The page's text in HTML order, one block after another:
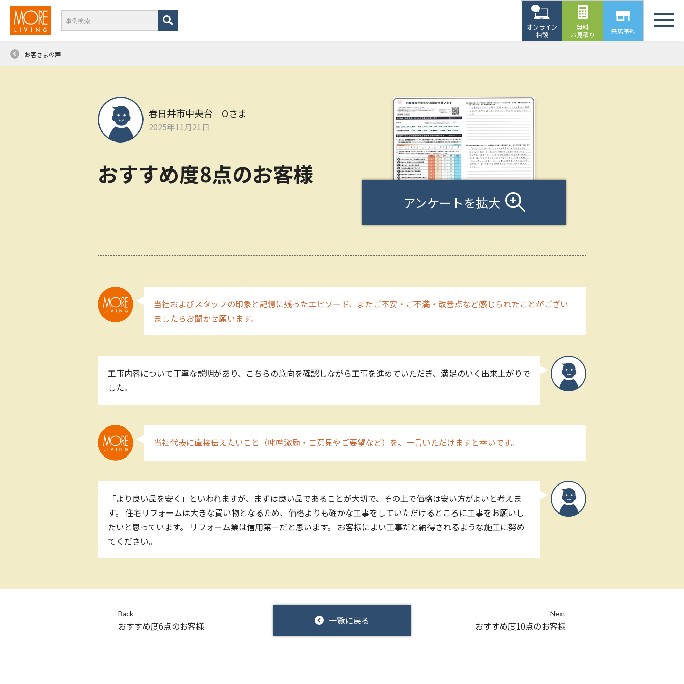
オンライン
相談
無料
お見積り
来店予約
お客さまの声
春日井市中央台 Oさま
2025年11月21日
おすすめ度8点のお客様
アンケートを拡大
当社およびスタッフの印象と記憶に残ったエピソード、またご不安・ご不満・改善点など感じられたことがござい
ましたらお聞かせ願います。
工事内容について丁寧な説明があり、こちらの意向を確認しながら工事を進めていただき、満足のいく出来上がりで
した。
当社代表に直接伝えたいこと（叱咤激励・ご意見やご要望など）を、一言いただけますと幸いです。
「より良い品を安く」といわれますが、まずは良い品であることが大切で、その上で価格は安い方がよいと考えま
す。 住宅リフォームは大きな買い物となるため、価格よりも確かな工事をしていただけるところに工事をお願いし
たいと思っています。 リフォーム業は信用第一だと思います。 お客様によい工事だと納得されるような施工に努め
てください。
Back
おすすめ度6点のお客様 一覧に戻る
Next
おすすめ度10点のお客様